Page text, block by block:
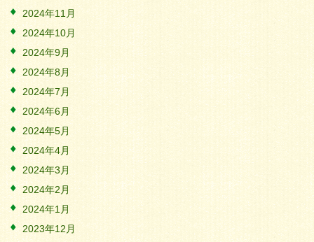
2024年11月
2024年10月
2024年9月
2024年8月
2024年7月
2024年6月
2024年5月
2024年4月
2024年3月
2024年2月
2024年1月
2023年12月